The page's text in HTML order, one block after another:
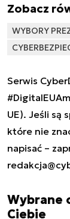
Zobacz
WYBORY
Serwis
UE). Jeśli są
które nie
napisać –
Wybrane
Ciebie